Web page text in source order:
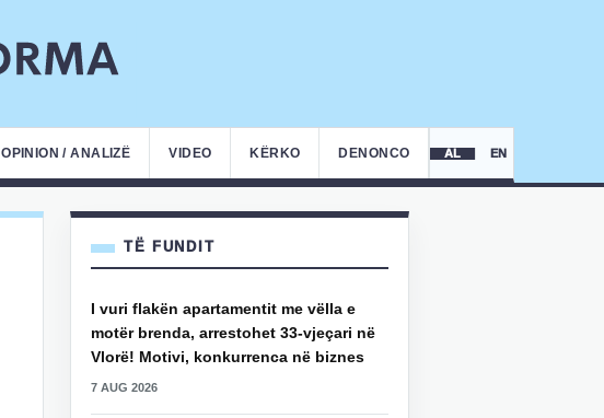
OPINION / ANALIZË VIDEO KËRKO DENONCO AL EN
TË FUNDIT
I vuri flakën apartamentit me vëlla e
motër brenda, arrestohet 33-vjeçari në
Vlorë! Motivi, konkurrenca në biznes
7 AUG 2026